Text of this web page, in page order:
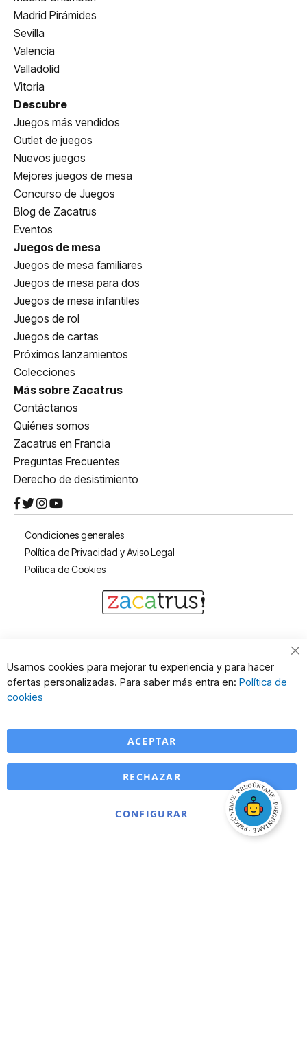
Madrid Pirámides
Sevilla
Valencia
Valladolid
Vitoria
Descubre
Juegos más vendidos
Outlet de juegos
Nuevos juegos
Mejores juegos de mesa
Concurso de Juegos
Blog de Zacatrus
Eventos
Juegos de mesa
Juegos de mesa familiares
Juegos de mesa para dos
Juegos de mesa infantiles
Juegos de rol
Juegos de cartas
Próximos lanzamientos
Colecciones
Más sobre Zacatrus
Contáctanos
Quiénes somos
Zacatrus en Francia
Preguntas Frecuentes
Derecho de desistimiento
Condiciones generales
Política de Privacidad y Aviso Legal
Política de Cookies
Usamos cookies para mejorar tu experiencia y para hacer
ofertas personalizadas. Para saber más entra en: Política de
cookies
ACEPTAR
CONFIGURAR
RECHAZAR